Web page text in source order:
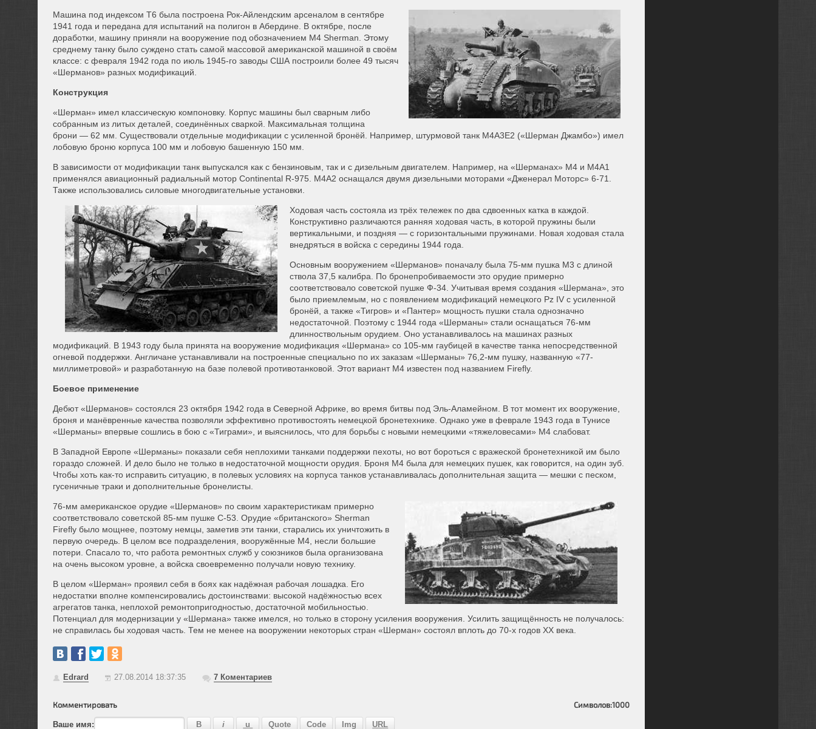
Машина под индексом Т6 была построена Рок-Айлендским арсеналом в сентябре
1941 года и передана для испытаний на полигон в Абердине. В октябре, после
доработки, машину приняли на вооружение под обозначением М4 Sherman. Этому
среднему танку было суждено стать самой массовой американской машиной в своём
классе: с февраля 1942 года по июль 1945-го заводы США построили более 49 тысяч
«Шерманов» разных модификаций.
Конструкция
«Шерман» имел классическую компоновку. Корпус машины был сварным либо
собранным из литых деталей, соединённых сваркой. Максимальная толщина
брони — 62 мм. Существовали отдельные модификации с усиленной бронёй. Например, штурмовой танк М4А3Е2 («Шерман Джамбо») имел
лобовую броню корпуса 100 мм и лобовую башенную 150 мм.
В зависимости от модификации танк выпускался как с бензиновым, так и с дизельным двигателем. Например, на «Шерманах» М4 и М4А1
применялся авиационный радиальный мотор Continental R-975. М4А2 оснащался двумя дизельными моторами «Дженерал Моторс» 6-71.
Также использовались силовые многодвигательные установки.
Ходовая часть состояла из трёх тележек по два сдвоенных катка в каждой.
Конструктивно различаются ранняя ходовая часть, в которой пружины были
вертикальными, и поздняя — с горизонтальными пружинами. Новая ходовая стала
внедряться в войска с середины 1944 года.
Основным вооружением «Шерманов» поначалу была 75-мм пушка М3 с длиной
ствола 37,5 калибра. По бронепробиваемости это орудие примерно
соответствовало советской пушке Ф-34. Учитывая время создания «Шермана», это
было приемлемым, но с появлением модификаций немецкого Pz IV с усиленной
бронёй, а также «Тигров» и «Пантер» мощность пушки стала однозначно
недостаточной. Поэтому с 1944 года «Шерманы» стали оснащаться 76-мм
длинноствольным орудием. Оно устанавливалось на машинах разных
модификаций. В 1943 году была принята на вооружение модификация «Шермана» со 105-мм гаубицей в качестве танка непосредственной
огневой поддержки. Англичане устанавливали на построенные специально по их заказам «Шерманы» 76,2-мм пушку, названную «77-
миллиметровой» и разработанную на базе полевой противотанковой. Этот вариант М4 известен под названием Firefly.
Боевое применение
Дебют «Шерманов» состоялся 23 октября 1942 года в Северной Африке, во время битвы под Эль-Аламейном. В тот момент их вооружение,
броня и манёвренные качества позволяли эффективно противостоять немецкой бронетехнике. Однако уже в феврале 1943 года в Тунисе
«Шерманы» впервые сошлись в бою с «Тиграми», и выяснилось, что для борьбы с новыми немецкими «тяжеловесами» М4 слабоват.
В Западной Европе «Шерманы» показали себя неплохими танками поддержки пехоты, но вот бороться с вражеской бронетехникой им было
гораздо сложней. И дело было не только в недостаточной мощности орудия. Броня М4 была для немецких пушек, как говорится, на один зуб.
Чтобы хоть как-то исправить ситуацию, в полевых условиях на корпуса танков устанавливалась дополнительная защита — мешки с песком,
гусеничные траки и дополнительные бронелисты.
76-мм американское орудие «Шерманов» по своим характеристикам примерно
соответствовало советской 85-мм пушке С-53. Орудие «британского» Sherman
Firefly было мощнее, поэтому немцы, заметив эти танки, старались их уничтожить в
первую очередь. В целом все подразделения, вооружённые М4, несли большие
потери. Спасало то, что работа ремонтных служб у союзников была организована
на очень высоком уровне, а войска своевременно получали новую технику.
В целом «Шерман» проявил себя в боях как надёжная рабочая лошадка. Его
недостатки вполне компенсировались достоинствами: высокой надёжностью всех
агрегатов танка, неплохой ремонтопригодностью, достаточной мобильностью.
Потенциал для модернизации у «Шермана» также имелся, но только в сторону усиления вооружения. Усилить защищённость не получалось:
не справилась бы ходовая часть. Тем не менее на вооружении некоторых стран «Шерман» состоял вплоть до 70-х годов ХХ века.
Edrard 27.08.2014 18:37:35 7Коментариев
Комментировать Символов:1000
Ваше имя: